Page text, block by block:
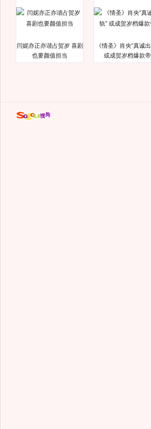
闫妮亦正亦谐占贺岁 喜剧
也要颜值担当
《情圣》肖央“真诚
或成贺岁档爆款帝